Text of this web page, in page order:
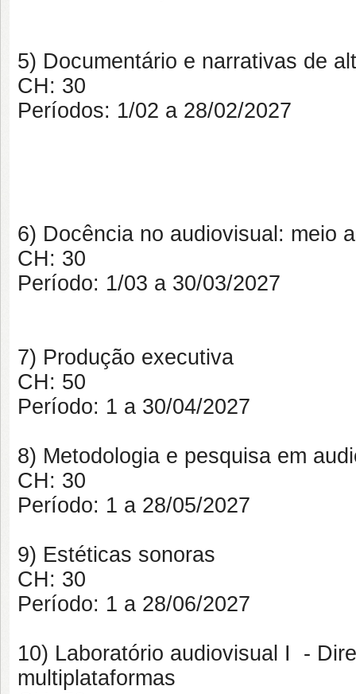
5) Documentário e narrativas de
CH: 30
Períodos: 1/02 a 28/02/2027
6) Docência no audiovisual: meio
CH: 30
Período: 1/03 a 30/03/2027
7) Produção executiva
CH: 50
Período: 1 a 30/04/2027
8) Metodologia e pesquisa em
CH: 30
Período: 1 a 28/05/2027
9) Estéticas sonoras
CH: 30
Período: 1 a 28/06/2027
10) Laboratório audiovisual I -
multiplataformas